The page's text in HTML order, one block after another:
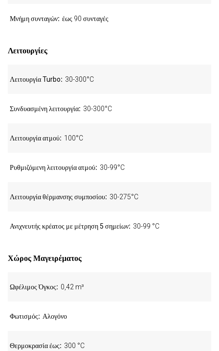
Μνήμη συνταγών έως 90 συνταγές
Λειτουργίες
Λειτουργία Turbo 30-300°C
Συνδυασμένη λειτουργία 30-300°C
Λειτουργία ατμού 100°C
Ρυθμιζόμενη λειτουργία ατμού 30-99°C
Λειτουργία θέρμανσης συμποσίου 30-275°C
Ανιχνευτής κρέατος με μέτρηση 5 σημείων 30-99 °C
Χώρος Μαγειρέματος
Ωφέλιμος Όγκος 0,42 m³
Φωτισμός Αλογόνο
Θερμοκρασία έως 300 °C